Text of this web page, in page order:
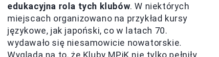
edukacyjna rola tych klubów. W niektórych
miejscach organizowano na przykład kursy
językowe, jak japoński, co w latach 70.
wydawało się niesamowicie nowatorskie.
Wygląda na to, że Kluby MPiK nie tylko pełniły